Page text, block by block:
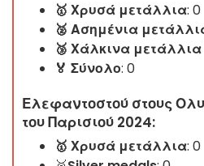
🥇 Χρυσά μετάλλια: 0
🥈 Ασημένια
🥉 Χάλκινα μετάλλια
🏅 Σύνολο: 0
Ελεφαντοστού στους
του Παρισιού 2024:
🥇 Χρυσά μετάλλια: 0